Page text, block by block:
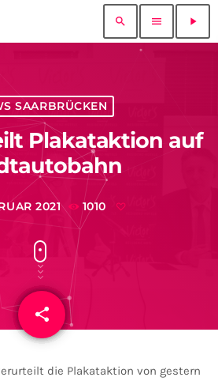
search menu play_arrow
SAARBRÜCKEN
Plakataktion auf
2021 1010
share
email
die Plakataktion von gestern